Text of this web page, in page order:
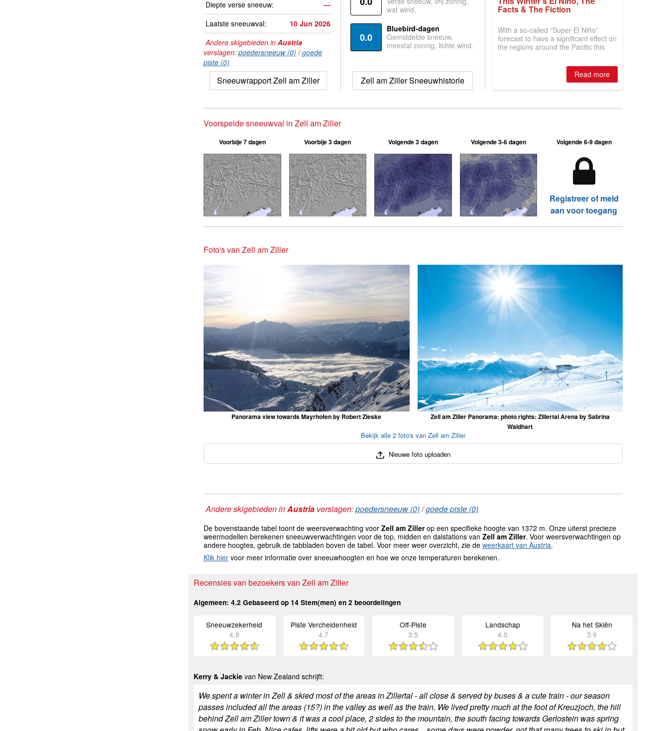
Diepte verse sneeuw:
—
Laatste sneeuwval:
10 Jun 2026
Andere skigebieden in Austria
verslagen: poedersneeuw (0) /goede
piste (0)
Sneeuwrapport Zell am Ziller
wat wind.
0.0
Bluebird-dagen
Gemiddelde sneeuw,
meestal zonnig, lichte wind.
Zell am Ziller Sneeuwhistorie
Facts & The Fiction
With a so-called “Super El Niño”
forecast to have a significant effect on
the regions around the Pacific this
is simple: book now or wait, and
where are the best odds?Read more
Voorspelde sneeuwval in Zell am Ziller
Voorbije 7 dagen Voorbije 3 dagen Volgende 3 dagen Volgende 3-6 dagen Volgende 6-9 dagen
Registreer of meld
aan voor toegang
Foto's van Zell am Ziller
Panorama view towards Mayrhofen by Robert Zieske
Zell am Ziller Panorama: photo rights: Zillertal Arena by Sabrina
Waldhart
Bekijk alle 2 foto's van Zell am Ziller
Nieuwe foto uploaden
Andere skigebieden inAustria verslagen:poedersneeuw (0)/goede piste (0)
De bovenstaande tabel toont de weersverwachting voor Zell am Zillerop een specifieke hoogte van 1372 m. Onze uiterst precieze
weermodellen berekenen sneeuwverwachtingen voor de top, midden en dalstations van Zell am Ziller. Voor weersverwachtingen op
andere hoogtes, gebruik de tabbladen boven de tabel. Voor meer weer overzicht, zie de weerkaart van Austria.
Klik hier voor meer informatie over sneeuwhoogten en hoe we onze temperaturen berekenen.
Recensies van bezoekers van Zell am Ziller
Algemeen: 4.2 Gebaseerd op 14 Stem(men) en 2 beoordelingen
Sneeuwzekerheid
4.8
Piste Vercheidenheid
4.7
Off-Piste
3.5
Landschap
4.0
Na het Skiën
3.9
Kerry & Jackie van New Zealand schrijft:
We spent a winter in Zell & skied most of the areas in Zillertal - all close & served by buses & a cute train - our season
passes included all the areas (15?) in the valley as well as the train. We lived pretty much at the foot of Kreuzjoch, the hill
behind Zell am Ziller town & it was a cool place, 2 sides to the mountain, the south facing towards Gerlostein was spring